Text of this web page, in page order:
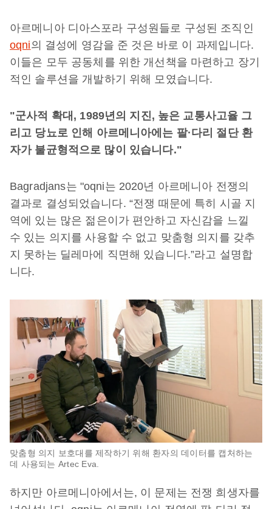
아르메니아 디아스포라 구성원들로 구성된 조직인
oqni의 결성에 영감을 준 것은 바로 이 과제입니다.
이들은 모두 공동체를 위한 개선책을 마련하고 장기
적인 솔루션을 개발하기 위해 모였습니다.
"군사적 확대, 1989년의 지진, 높은 교통사고율 그
리고 당뇨로 인해 아르메니아에는 팔·다리 절단 환
자가 불균형적으로 많이 있습니다."
Bagradjans는 "oqni는 2020년 아르메니아 전쟁의
결과로 결성되었습니다. “전쟁 때문에 특히 시골 지
역에 있는 많은 젊은이가 편안하고 자신감을 느낄
수 있는 의지를 사용할 수 없고 맞춤형 의지를 갖추
지 못하는 딜레마에 직면해 있습니다.”라고 설명합
니다.
맞춤형 의지 보호대를 제작하기 위해 환자의 데이터를 캡처하는
데 사용되는 Artec Eva.
하지만 아르메니아에서는, 이 문제는 전쟁 희생자를